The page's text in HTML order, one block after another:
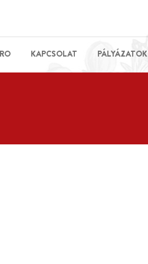
KAPCSOLAT PÁLYÁZATOK